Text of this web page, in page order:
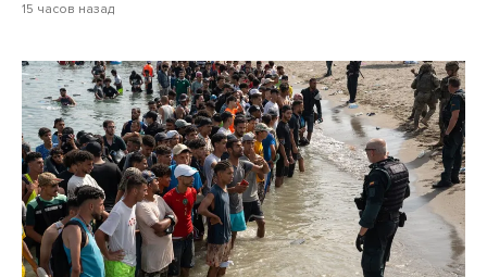
15 часов назад